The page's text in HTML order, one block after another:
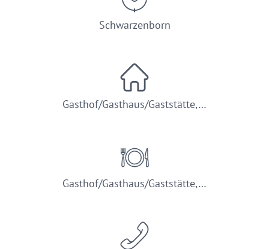
Schwarzenborn
Gasthof/Gasthaus/Gaststätte,…
Gasthof/Gasthaus/Gaststätte,…